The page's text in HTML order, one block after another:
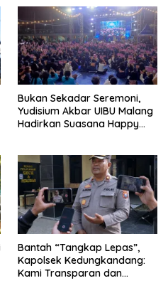
Bukan Sekadar Seremoni,
Yudisium Akbar UIBU Malang
Hadirkan Suasana Happy
Bantah “Tangkap Lepas”,
Kapolsek Kedungkandang:
Kami Transparan dan